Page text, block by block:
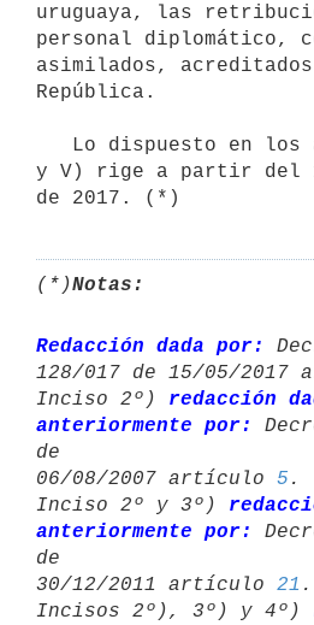
uruguaya, las
personal diplomático,
asimilados,
República.
y V) rige a partir del
de 2017. (*)
(*)Notas:
Redacción dada por:
128/017 de 15/05/2017
Inciso 2º) redacción
anteriormente por:
de
06/08/2007 artículo 5 .
Inciso 2º y 3º)
anteriormente por:
de
30/12/2011 artículo 21 .
Incisos 2º), 3º) y 4º)